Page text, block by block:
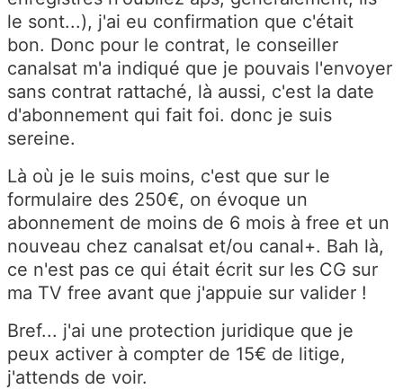
le sont...), j'ai eu confirmation que c'était
bon. Donc pour le contrat, le conseiller
canalsat m'a indiqué que je pouvais l'envoyer
sans contrat rattaché, là aussi, c'est la date
d'abonnement qui fait foi. donc je suis
sereine.
Là où je le suis moins, c'est que sur le
formulaire des 250€, on évoque un
abonnement de moins de 6 mois à free et un
nouveau chez canalsat et/ou canal+. Bah là,
ce n'est pas ce qui était écrit sur les CG sur
ma TV free avant que j'appuie sur valider !
Bref... j'ai une protection juridique que je
peux activer à compter de 15€ de litige,
j'attends de voir.